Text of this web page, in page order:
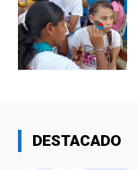
DESTACADO